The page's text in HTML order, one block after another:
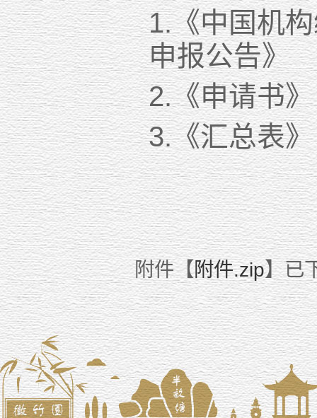
1.《中国机
申报公告》
2.《申请书》
3.《汇总表》
附件【附件.zip】已